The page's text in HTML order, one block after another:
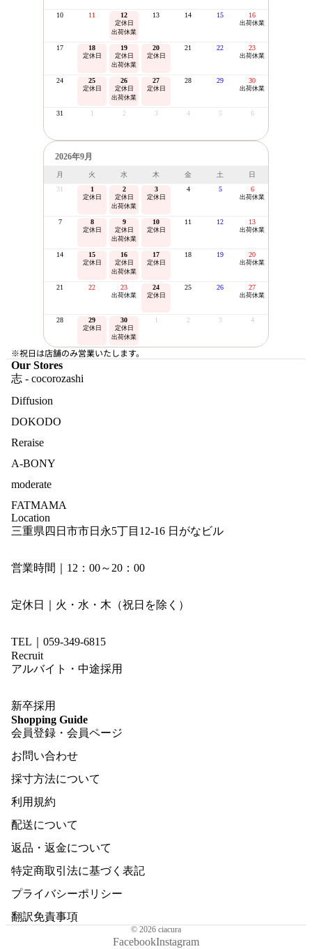
10 11 12
定休日
出荷休業
13 14 15 16
出荷休業
17 18
定休日
19
定休日
出荷休業
20
定休日
21 22 23
出荷休業
24 25
定休日
26
定休日
出荷休業
27
定休日
28 29 30
出荷休業
31 1 2 3 4 5 6
2026年9月
月 火 水 木 金 土
日
31
1
定休日
2
定休日
出荷休業
3
定休日
4 5 6
出荷休業
7 8
定休日
9
定休日
出荷休業
10
定休日
11 12 13
出荷休業
14 15
定休日
16
定休日
出荷休業
17
定休日
18 19 20
出荷休業
21 22 23
出荷休業
24
定休日
25 26 27
出荷休業
28 29
定休日
30
定休日
出荷休業
1 2 3 4
※祝日は店舗のみ営業いたします。
Our Stores
志 - cocorozashi
Diffusion
DOKODO
Reraise
A-BONY
moderate
FATMAMA
Location
三重県四日市市日永5丁目12-16 日がなビル
営業時間｜12：00～20：00
定休日｜火・水・木（祝日を除く）
TEL｜059-349-6815
Recruit
アルバイト・中途採用
新卒採用
Shopping Guide
会員登録・会員ページ
お問い合わせ
採寸方法について
利用規約
配送について
返品・返金について
特定商取引法に基づく表記
プライバシーポリシー
翻訳免責事項
© 2026 ciacura
FacebookInstagram